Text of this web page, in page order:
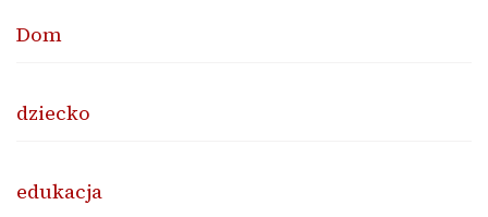
Dom
dziecko
edukacja